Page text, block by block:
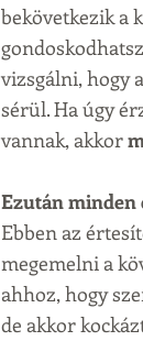
bekövetkezik a
vizsgálni, hogy
sérül. Ha úgy
vannak, akkor
Ezután minden
Ebben az
megemelni a
ahhoz, hogy
de akkor